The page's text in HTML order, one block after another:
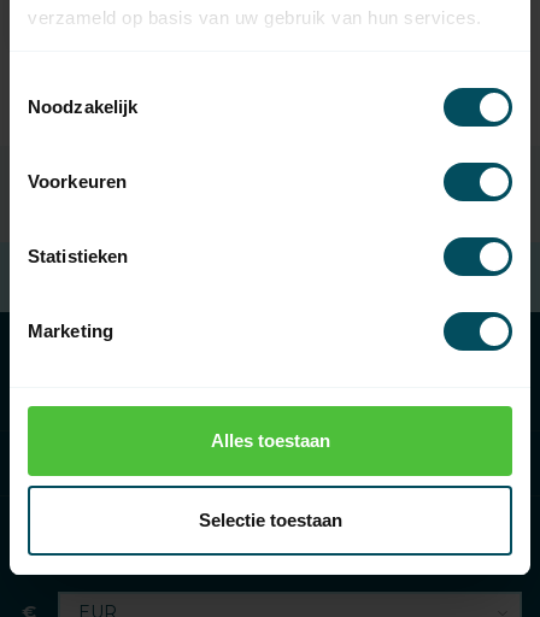
verzameld op basis van uw gebruik van hun services.
Noodzakelijk
Voorkeuren
Statistieken
Marketing
Alles toestaan
Selectie toestaan
52,95
bij besteding van € 100,- (in NL)
€